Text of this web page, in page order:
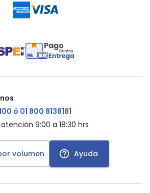
ó 01 800 8138181
9:00 a 18:30 hrs
volumen Ayuda